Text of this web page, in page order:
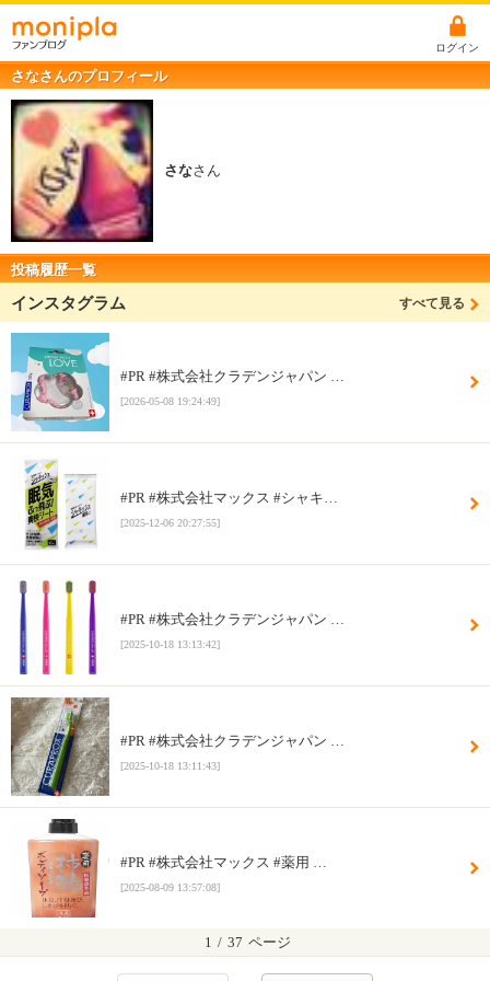
ログイン
さなさんのプロフィール
さなさん
投稿履歴一覧
インスタグラム すべて見る
#PR #株式会社クラデンジャパン …
[2026-05-08 19:24:49]
#PR #株式会社マックス #シャキ…
[2025-12-06 20:27:55]
#PR #株式会社クラデンジャパン …
[2025-10-18 13:13:42]
#PR #株式会社クラデンジャパン …
[2025-10-18 13:11:43]
#PR #株式会社マックス #薬用 …
[2025-08-09 13:57:08]
1 / 37 ページ